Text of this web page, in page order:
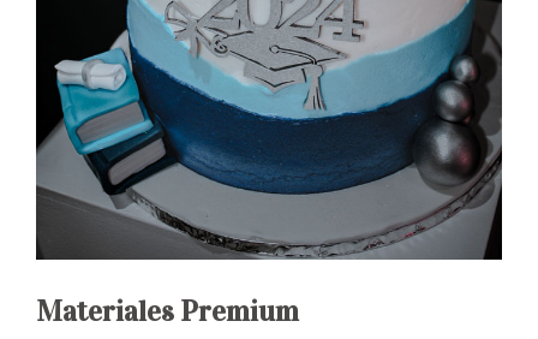
Materiales Premium